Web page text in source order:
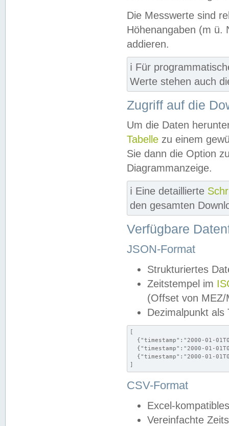
Die Messwerte sind
Höhenangaben (m ü.
addieren.
ℹ️ Für
Werte stehen auch
Zugriff auf die
Um die Daten
Tabelle zu einem
Sie dann die Option
Diagrammanzeige.
ℹ️ Eine detaillierte
den gesamten
Verfügbare
JSON-Format
Strukturiertes
Zeitstempel im
(Offset von MEZ/
Dezimalpunkt als
[
{"timestamp":"2000-01-
{"timestamp":"2000-01-
{"timestamp":"2000-01-
]
CSV-Format
Excel-
Vereinfachte